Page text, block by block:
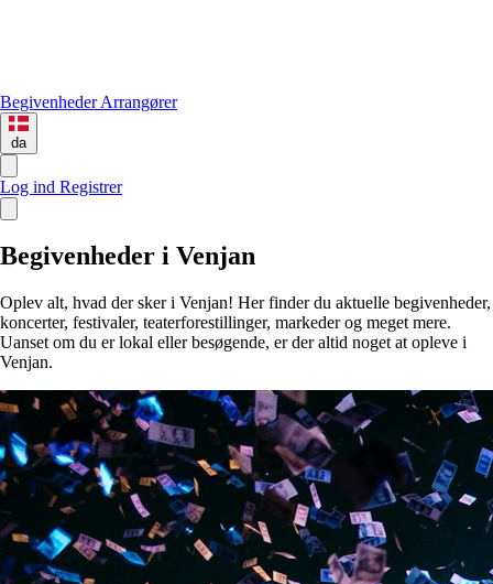
BegivenhederArrangører
da
Log ind Registrer
Begivenheder i Venjan
Oplev alt, hvad der sker i Venjan! Her finder du aktuelle begivenheder,
koncerter, festivaler, teaterforestillinger, markeder og meget mere.
Uanset om du er lokal eller besøgende, er der altid noget at opleve i
Venjan.